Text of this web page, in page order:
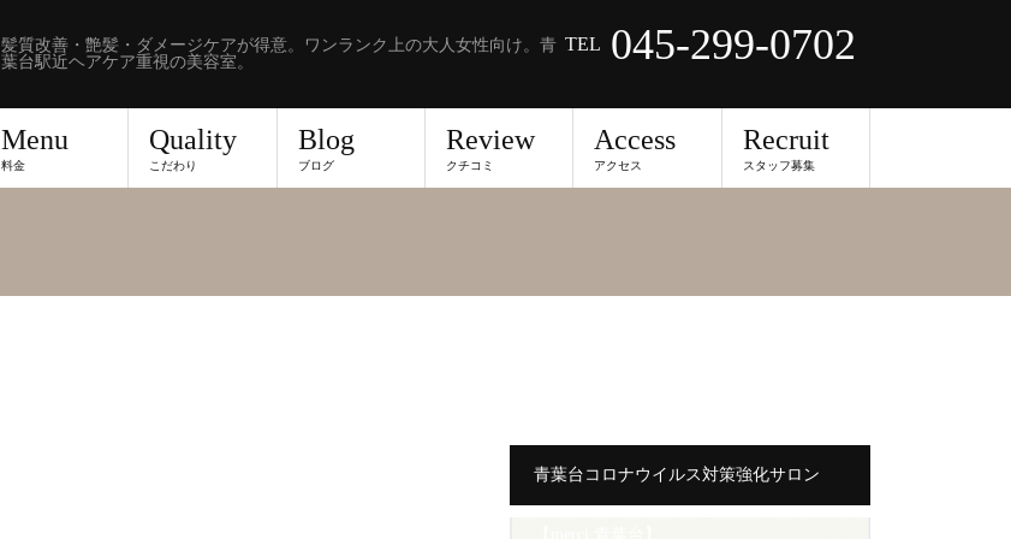
髪質改善・艶髪・ダメージケアが得意。ワンランク上の大人女性向け。青
葉台駅近ヘアケア重視の美容室。
TEL 045-299-0702
Menu
料金
Quality
こだわり
Blog
ブログ
Review
クチコミ
Access
アクセス
Recruit
スタッフ募集
青葉台コロナウイルス対策強化サロン